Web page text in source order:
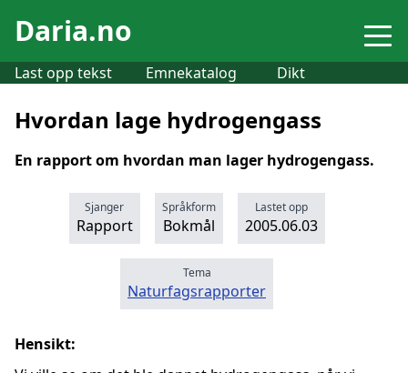
Daria.no
Last opp tekst Emnekatalog Dikt
Hvordan lage hydrogengass
En rapport om hvordan man lager hydrogengass.
Sjanger
Rapport
Språkform
Bokmål
Lastet opp
2005.06.03
Tema
Naturfagsrapporter
Hensikt: